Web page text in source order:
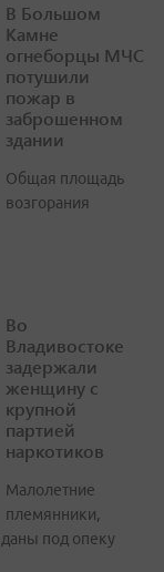
В Большом
Камне
огнеборцы МЧС
потушили
пожар в
заброшенном
здании
Общая площадь
возгорания
Во
Владивостоке
задержали
женщину с
крупной
партией
наркотиков
Малолетние
племянники,
под опеку